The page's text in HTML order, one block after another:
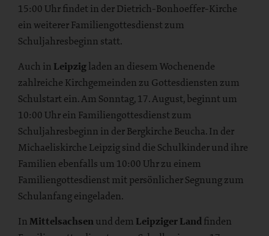
15:00 Uhr findet in der Dietrich-Bonhoeffer-Kirche
ein weiterer Familiengottesdienst zum
Schuljahresbeginn statt.
Auch in Leipzigladen an diesem Wochenende
zahlreiche Kirchgemeinden zu Gottesdiensten zum
Schulstart ein. Am Sonntag, 17. August, beginnt um
10:00 Uhr ein Familiengottesdienst zum
Schuljahresbeginn in der Bergkirche Beucha. In der
Michaeliskirche Leipzig sind die Schulkinder und ihre
Familien ebenfalls um 10:00 Uhr zu einem
Familiengottesdienst mit persönlicher Segnung zum
Schulanfang eingeladen.
InMittelsachsenund dem Leipziger Landfinden